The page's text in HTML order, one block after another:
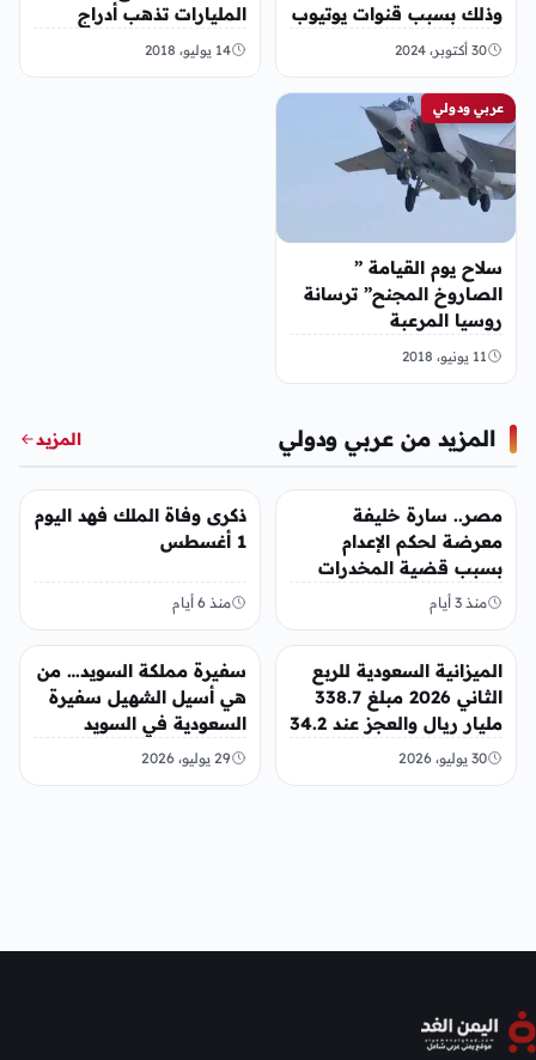
وذلك بسبب قنوات يوتيوب
30 أكتوبر، 2024
المليارات تذهب أدراج
الرياح
14 يوليو، 2018
عربي ودولي
سلاح يوم القيامة ”
الصاروخ المجنح” ترسانة
روسيا المرعبة
11 يونيو، 2018
المزيد من عربي ودولي المزيد
مصر.. سارة خليفة
معرضة لحكم الإعدام
بسبب قضية المخدرات
الكبرى
منذ 3 أيام
عربي ودولي
ذكرى وفاة الملك فهد اليوم
1 أغسطس
منذ 6 أيام
عربي ودولي
الميزانية السعودية للربع
الثاني 2026 مبلغ 338.7
مليار ريال والعجز عند 34.2
مليار ريال
30 يوليو، 2026
عربي ودولي
سفيرة مملكة السويد… من
هي أسيل الشهيل سفيرة
السعودية في السويد
29 يوليو، 2026